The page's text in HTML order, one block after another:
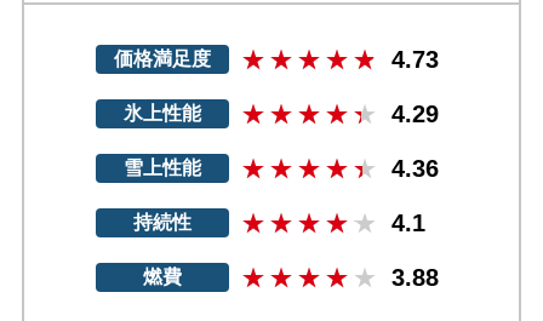
価格満足度 4.73
氷上性能 4.29
雪上性能 4.36
持続性 4.1
燃費 3.88